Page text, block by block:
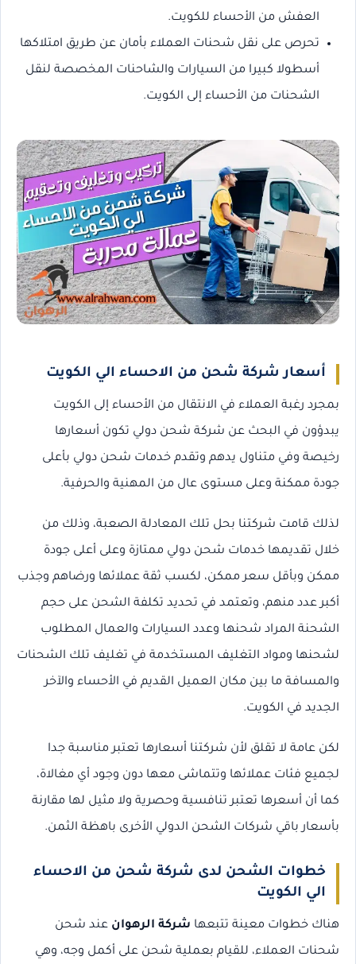
العفش من الأحساء للكويت.
تحرص على نقل شحنات العملاء بأمان عن طريق امتلاكها
أسطولا كبيرا من السيارات والشاحنات المخصصة لنقل
الشحنات من الأحساء إلى الكويت.
أسعار شركة شحن من الاحساء الي الكويت
بمجرد رغبة العملاء في الانتقال من الأحساء إلى الكويت
يبدؤون في البحث عن شركة شحن دولي تكون أسعارها
رخيصة وفي متناول يدهم وتقدم خدمات شحن دولي بأعلى
جودة ممكنة وعلى مستوى عال من المهنية والحرفية.
لذلك قامت شركتنا بحل تلك المعادلة الصعبة، وذلك من
خلال تقديمها خدمات شحن دولي ممتازة وعلى أعلى جودة
ممكن وبأقل سعر ممكن، لكسب ثقة عملائها ورضاهم وجذب
أكبر عدد منهم، وتعتمد في تحديد تكلفة الشحن على حجم
الشحنة المراد شحنها وعدد السيارات والعمال المطلوب
لشحنها ومواد التغليف المستخدمة في تغليف تلك الشحنات
والمسافة ما بين مكان العميل القديم في الأحساء والآخر
الجديد في الكويت.
لكن عامة لا تقلق لأن شركتنا أسعارها تعتبر مناسبة جدا
لجميع فئات عملائها وتتماشى معها دون وجود أي مغالاة،
كما أن أسعرها تعتبر تنافسية وحصرية ولا مثيل لها مقارنة
بأسعار باقي شركات الشحن الدولي الأخرى باهظة الثمن.
خطوات الشحن لدى شركة شحن من الاحساء
الي الكويت
هناك خطوات معينة تتبعها شركة الرهوان عند شحن
شحنات العملاء، للقيام بعملية شحن على أكمل وجه، وهي